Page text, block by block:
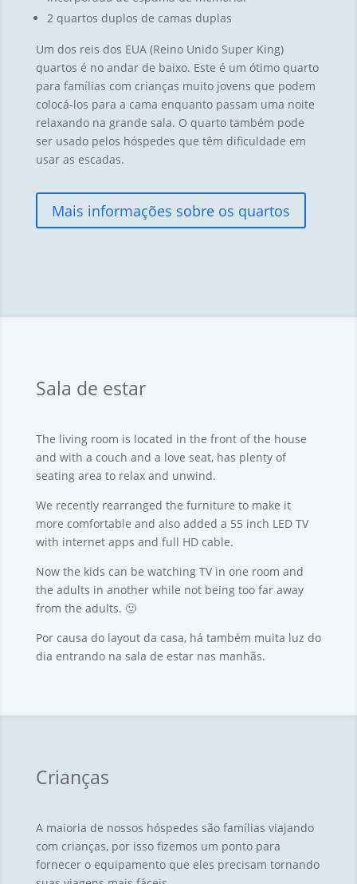
2 quartos duplos de camas duplas
Um dos reis dos EUA (Reino Unido Super King)
quartos é no andar de baixo. Este é um ótimo quarto
para famílias com crianças muito jovens que podem
colocá-los para a cama enquanto passam uma noite
relaxando na grande sala. O quarto também pode
ser usado pelos hóspedes que têm dificuldade em
usar as escadas.
Mais informações sobre os quartos
Sala de estar
The living room is located in the front of the house
and with a couch and a love seat, has plenty of
seating area to relax and unwind.
We recently rearranged the furniture to make it
more comfortable and also added a 55 inch LED TV
with internet apps and full HD cable.
Now the kids can be watching TV in one room and
the adults in another while not being too far away
from the adults. 🙂
Por causa do layout da casa, há também muita luz do
dia entrando na sala de estar nas manhãs.
Crianças
A maioria de nossos hóspedes são famílias viajando
com crianças, por isso fizemos um ponto para
fornecer o equipamento que eles precisam tornando